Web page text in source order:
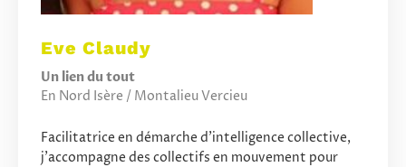
Eve Claudy
Un lien du tout
En Nord Isère / Montalieu Vercieu
Facilitatrice en démarche d’intelligence collective,
j’accompagne des collectifs en mouvement pour